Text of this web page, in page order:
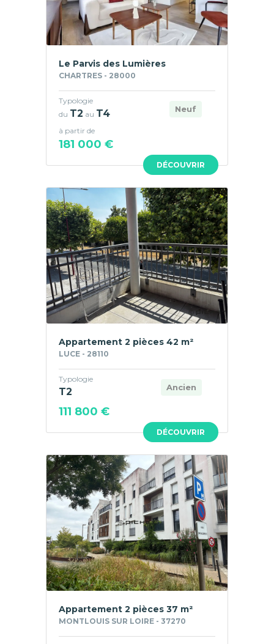
DÉCOUVRIR
Le Parvis des Lumières
CHARTRES - 28000
Neuf
Typologie
du T2 au T4
à partir de
181 000 €
DÉCOUVRIR
Appartement 2 pièces 42 m²
LUCE - 28110
Ancien
Typologie
T2
111 800 €
Appartement 2 pièces 37 m²
MONTLOUIS SUR LOIRE - 37270